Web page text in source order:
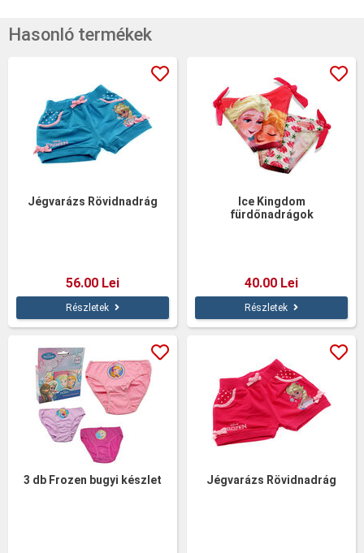
Hasonló termékek
Jégvarázs Rövidnadrág
56.00 Lei
Részletek
Ice Kingdom
fürdőnadrágok
40.00 Lei
Részletek
3 db Frozen bugyi készlet Jégvarázs Rövidnadrág